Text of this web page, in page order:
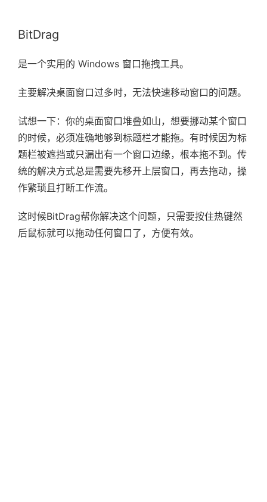
BitDrag
是一个实用的 Windows 窗口拖拽工具。
主要解决桌面窗口过多时，无法快速移动窗口的问题。
试想一下：你的桌面窗口堆叠如山，想要挪动某个窗口
的时候，必须准确地够到标题栏才能拖。有时候因为标
题栏被遮挡或只漏出有一个窗口边缘，根本拖不到。传
统的解决方式总是需要先移开上层窗口，再去拖动，操
作繁琐且打断工作流。
这时候BitDrag帮你解决这个问题，只需要按住热键然
后鼠标就可以拖动任何窗口了，方便有效。